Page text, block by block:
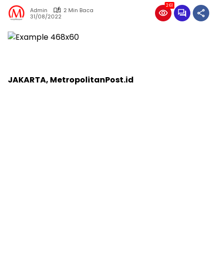
Admin
2 Min Baca
31/08/2022
261
JAKARTA, MetropolitanPost.id